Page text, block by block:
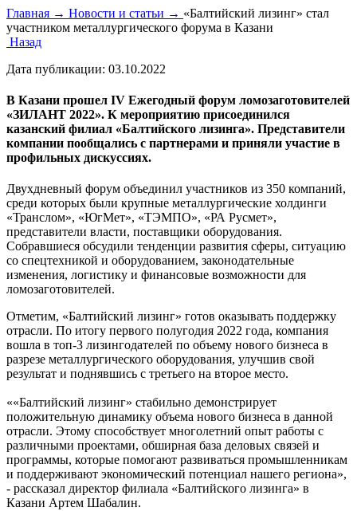
Главная → Новости и статьи → «Балтийский лизинг» стал
участником металлургического форума в Казани
Назад
Дата публикации: 03.10.2022
В Казани прошел IV Ежегодный форум ломозаготовителей
«ЗИЛАНТ 2022». К мероприятию присоединился
казанский филиал «Балтийского лизинга». Представители
компании пообщались с партнерами и приняли участие в
профильных дискуссиях.
Двухдневный форум объединил участников из 350 компаний,
среди которых были крупные металлургические холдинги
«Транслом», «ЮгМет», «ТЭМПО», «РА Русмет»,
представители власти, поставщики оборудования.
Собравшиеся обсудили тенденции развития сферы, ситуацию
со спецтехникой и оборудованием, законодательные
изменения, логистику и финансовые возможности для
ломозаготовителей.
Отметим, «Балтийский лизинг» готов оказывать поддержку
отрасли. По итогу первого полугодия 2022 года, компания
вошла в топ-3 лизингодателей по объему нового бизнеса в
разрезе металлургического оборудования, улучшив свой
результат и поднявшись с третьего на второе место.
««Балтийский лизинг» стабильно демонстрирует
положительную динамику объема нового бизнеса в данной
отрасли. Этому способствует многолетний опыт работы с
различными проектами, обширная база деловых связей и
программы, которые помогают развиваться промышленникам
и поддерживают экономический потенциал нашего региона»,
- рассказал директор филиала «Балтийского лизинга» в
Казани Артем Шабалин.